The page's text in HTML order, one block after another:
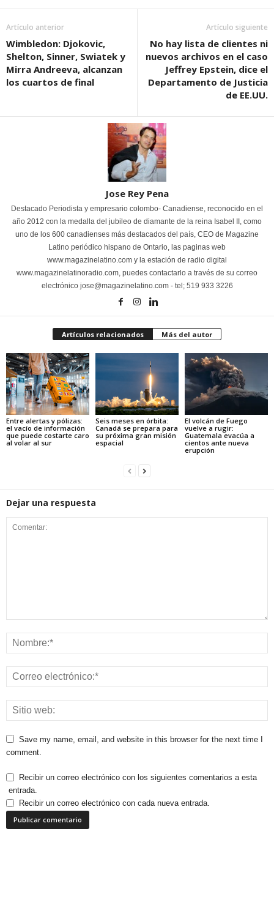
Artículo anterior
Wimbledon: Djokovic,
Shelton, Sinner, Swiatek y
Mirra Andreeva, alcanzan
los cuartos de final
Artículo siguiente
No hay lista de clientes ni
nuevos archivos en el caso
Jeffrey Epstein, dice el
Departamento de Justicia
de EE.UU.
Jose Rey Pena
Destacado Periodista y empresario colombo- Canadiense, reconocido en el
año 2012 con la medalla del jubileo de diamante de la reina Isabel II, como
uno de los 600 canadienses más destacados del país, CEO de Magazine
Latino periódico hispano de Ontario, las paginas web
www.magazinelatino.com y la estación de radio digital
www.magazinelatinoradio.com, puedes contactarlo a través de su correo
electrónico jose@magazinelatino.com - tel; 519 933 3226
Artículos relacionados Más del autor
Entre alertas y pólizas:
el vacío de información
que puede costarte caro
al volar al sur
Seis meses en órbita:
Canadá se prepara para
su próxima gran misión
espacial
El volcán de Fuego
vuelve a rugir:
Guatemala evacúa a
cientos ante nueva
erupción
Dejar una respuesta
Save my name, email, and website in this browser for the next time I
comment.
Recibir un correo electrónico con los siguientes comentarios a esta
entrada.
Recibir un correo electrónico con cada nueva entrada.